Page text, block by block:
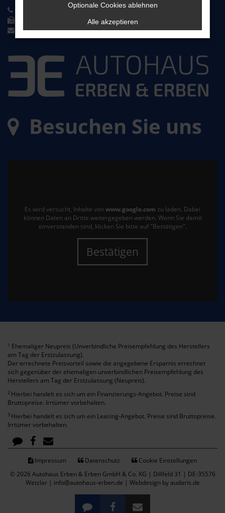
+49 6441 87088 0
info@autohaus-erben.de
Besuchen Sie uns
Es wird versucht, Inhalte von www.google.com zu laden. Dabei
können Daten an Dritte weitergegeben werden. Wenn Sie damit
einverstanden sind, klicken Sie bitte auf "Bestätigen".
Bestätigen
1 Ehemaliger Neupreis (Unverbindliche Preisempfehlung des Herstellers
am Tag der Erstzulassung).
Der errechnete Preisvorteil sowie die angegebene Ersparnis errechnet
sich gegenüber der ehemaligen unverbindlichen Preisempfehlung des
Herstellers am Tag der Erstzulassung (Neupreis).
2 Hierbei handelt es sich um ein Finanzierungs-Angebot. Preise sind
Bruttopreise. Irrtümer vorbehalten.
3 Hierbei handelt es sich um ein Leasing-Angebot. Preise sind Bruttopreise.
Irrtümer vorbehalten.
Impressum Datenschutz
Cookie Einstellungen
© 2026 Autohaus Erben & Erben GmbH & Co. KG | Dillfeld 31 | DE-35576
Wetzlar | info@autohaus-erben.de | Webdesign by audaris.de
Optionale Cookies ablehnen
Alle akzeptieren